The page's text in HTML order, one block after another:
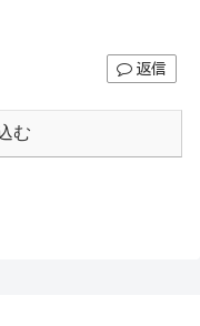
返信
む